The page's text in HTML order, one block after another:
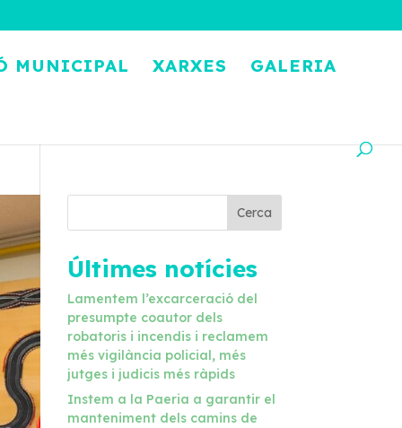
MUNICIPAL XARXES GALERIA
Cerca
Últimes notícies
Lamentem l’excarceració del
presumpte coautor dels
robatoris i incendis i reclamem
més vigilància policial, més
jutges i judicis més ràpids
Instem a la Paeria a garantir el
manteniment dels camins de